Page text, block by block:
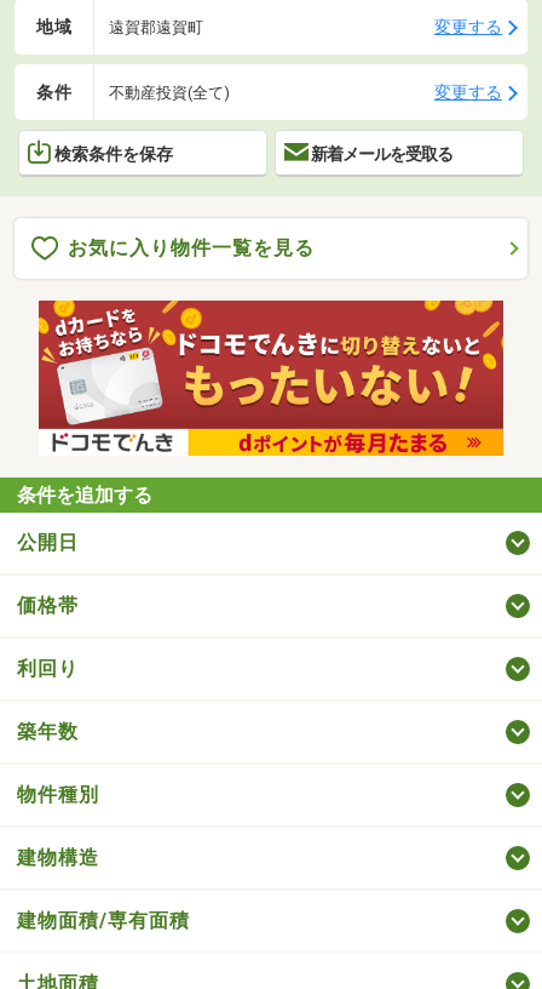
地域 遠賀郡遠賀町 変更する
条件 不動産投資(全て) 変更する
検索条件を保存 新着メールを受取る
お気に入り物件一覧を見る
条件を追加する
公開日
価格帯
利回り
築年数
物件種別
建物構造
建物面積/専有面積
土地面積